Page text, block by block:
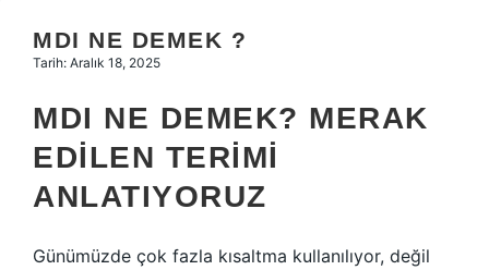
Hakkımızda
MDI NE DEMEK ?
Tarih: Aralık 18, 2025
MDI NE DEMEK? MERAK
EDILEN TERIMI
ANLATIYORUZ
Günümüzde çok fazla kısaltma kullanılıyor, değil